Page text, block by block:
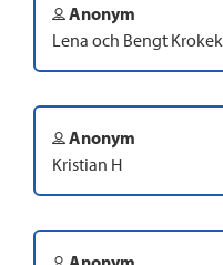
Anonym
Lena och Bengt Krokek
Anonym
Kristian H